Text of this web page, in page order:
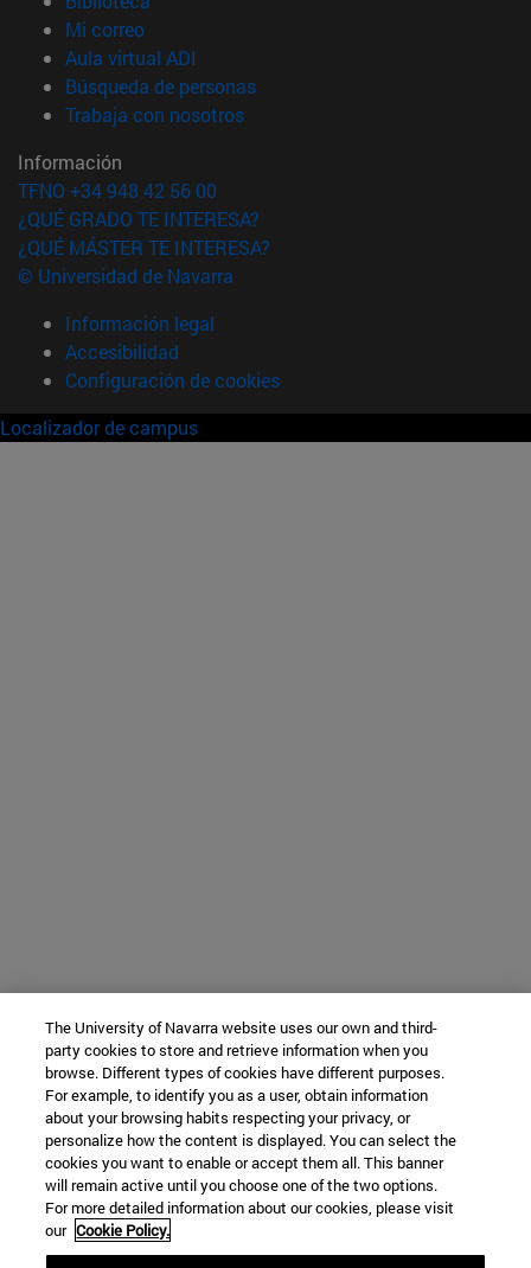
Mi correo(abre en nueva ventana)
Aula virtual ADI
Búsqueda de personas(abre en nueva ventana)
Trabaja con nosotros(abre en nueva ventana)
Información
TFNO +34 948 42 56 00
¿QUÉ GRADO TE INTERESA?
¿QUÉ MÁSTER TE INTERESA?
© Universidad de Navarra
Información legal
Accesibilidad
Configuración de cookies
Localizador de campus
The University of Navarra website uses our own and third-
party cookies to store and retrieve information when you
browse. Different types of cookies have different purposes.
For example, to identify you as a user, obtain information
about your browsing habits respecting your privacy, or
personalize how the content is displayed. You can select the
cookies you want to enable or accept them all. This banner
will remain active until you choose one of the two options.
For more detailed information about our cookies, please visit
our Cookie Policy.